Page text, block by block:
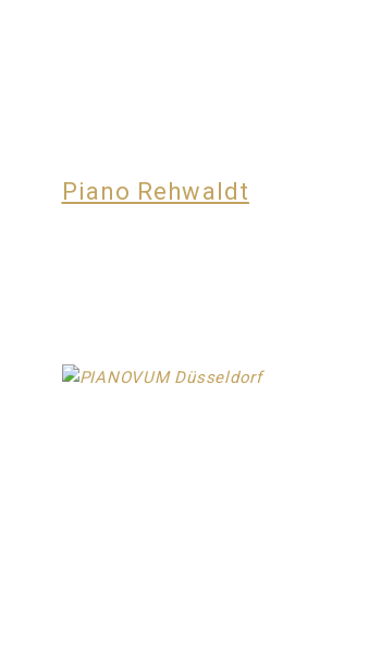
Piano Rehwaldt